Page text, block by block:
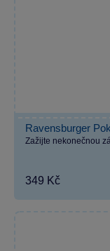
Ravensburger
Zažijte nekonečnou
349 Kč